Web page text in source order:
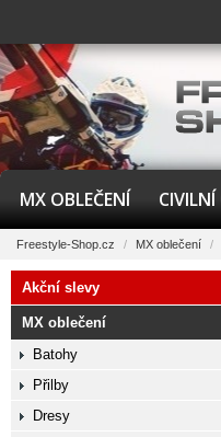
MX OBLEČENÍ CIVILNÍ
Freestyle-Shop.cz / MX oblečení /
Akční slevy
MX oblečení
Batohy
Přilby
Dresy